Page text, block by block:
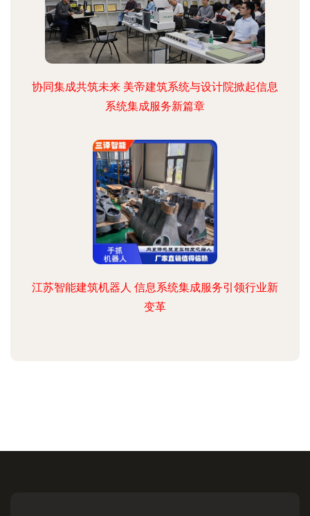
协同集成共筑未来 美帝建筑系统与设计院掀起信息
系统集成服务新篇章
江苏智能建筑机器人 信息系统集成服务引领行业新
变革